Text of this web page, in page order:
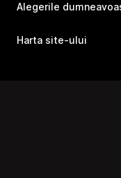
Alegerile
Harta site-ului